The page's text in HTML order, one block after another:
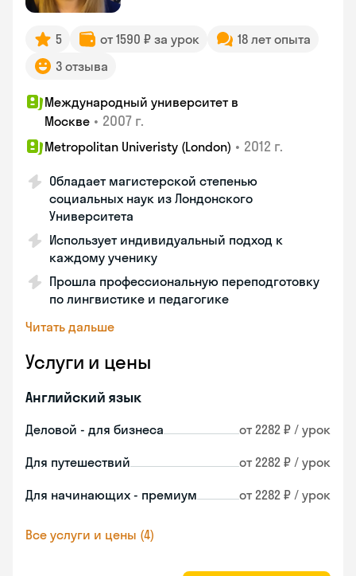
5 от 1590 ₽ за урок
18 лет опыта
3 отзыва
Международный университет в
Москве • 2007 г.
Metropolitan Univeristy (London) • 2012 г.
Обладает магистерской степенью
социальных наук из Лондонского
Университета
Использует индивидуальный подход к
каждому ученику
Прошла профессиональную переподготовку
по лингвистике и педагогике
Читать дальше
Услуги и цены
Английский язык
Деловой - для бизнеса от 2282 ₽ / урок
Для путешествий от 2282 ₽ / урок
Для начинающих - премиум от 2282 ₽ / урок
Все услуги и цены (4)